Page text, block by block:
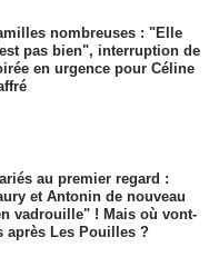
nombreuses : "Elle
pas bien", interruption de
en urgence pour Céline
au premier regard :
et Antonin de nouveau
vadrouille" ! Mais où vont-
après Les Pouilles ?